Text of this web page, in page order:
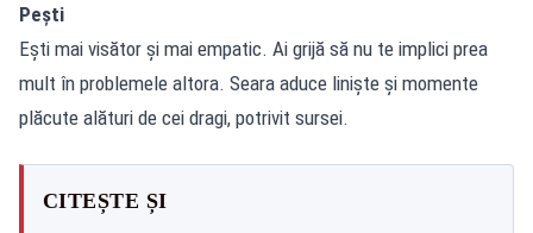
Pești
Ești mai visător și mai empatic. Ai grijă să nu te implici prea
mult în problemele altora. Seara aduce liniște și momente
plăcute alături de cei dragi, potrivit sursei.
CITEȘTE ȘI